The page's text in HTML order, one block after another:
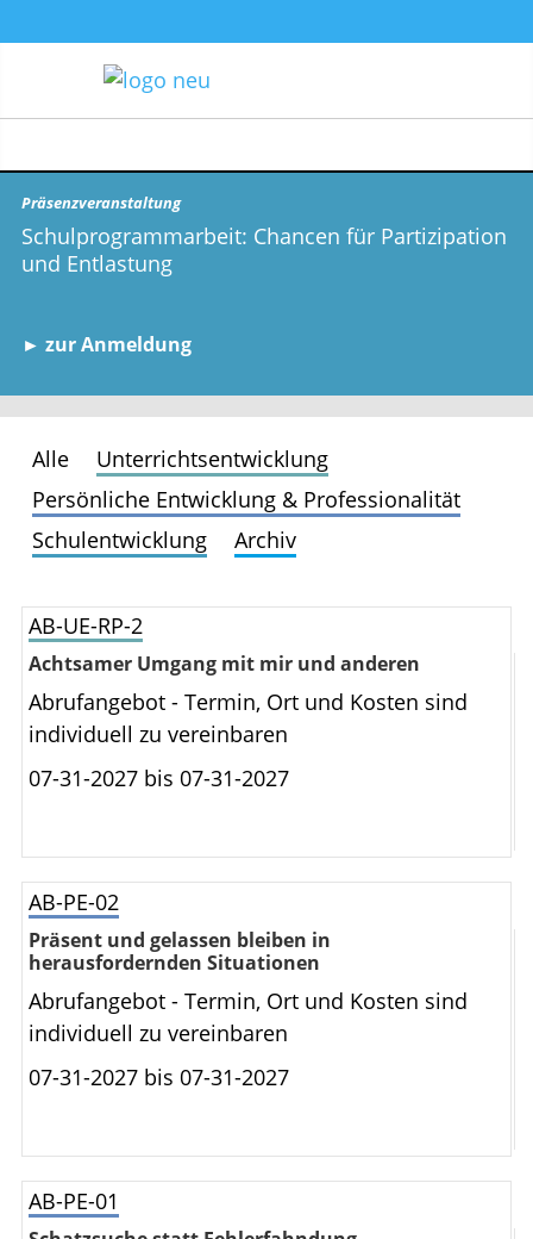
Präsenzveranstaltung
Schulprogrammarbeit: Chancen für Partizipation
und Entlastung
► zur Anmeldung
Alle
Unterrichtsentwicklung
Persönliche Entwicklung & Professionalität
Schulentwicklung
Archiv
AB-UE-RP-2
Achtsamer Umgang mit mir und anderen
Abrufangebot - Termin, Ort und Kosten sind
individuell zu vereinbaren
07-31-2027 bis07-31-2027
AB-PE-02
Präsent und gelassen bleiben in
herausfordernden Situationen
Abrufangebot - Termin, Ort und Kosten sind
individuell zu vereinbaren
07-31-2027 bis07-31-2027
AB-PE-01